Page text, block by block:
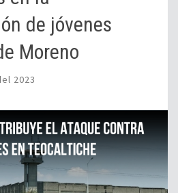
de jóvenes
Moreno
2023